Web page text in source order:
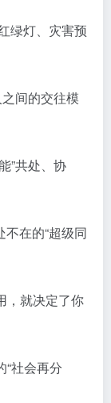
绿灯、灾害预
间的交往模
”共处、协
在的“超级同
，就决定了你
社会再分